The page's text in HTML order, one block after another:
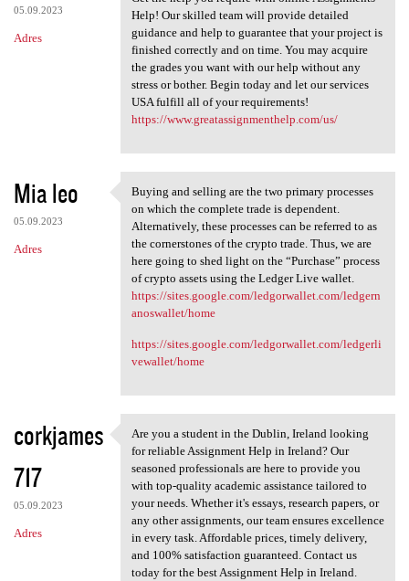
05.09.2023
Adres
Help! Our skilled team will provide detailed
guidance and help to guarantee that your project is
finished correctly and on time. You may acquire
the grades you want with our help without any
stress or bother. Begin today and let our services
USA fulfill all of your requirements!
https://www.greatassignmenthelp.com/us/
Mia leo
05.09.2023
Adres
Buying and selling are the
Buying and selling are the two primary processes
on which the complete trade is dependent.
Alternatively, these processes can be referred to as
the cornerstones of the crypto trade. Thus, we are
here going to shed light on the “Purchase” process
of crypto assets using the Ledger Live wallet.
https://sites.google.com/ledgorwallet.com/ledgern
anoswallet/home
https://sites.google.com/ledgorwallet.com/ledgerli
vewallet/home
corkjames
717
05.09.2023
Adres
Are you a student in the
Are you a student in the Dublin, Ireland looking
for reliable Assignment Help in Ireland? Our
seasoned professionals are here to provide you
with top-quality academic assistance tailored to
your needs. Whether it's essays, research papers, or
any other assignments, our team ensures excellence
in every task. Affordable prices, timely delivery,
and 100% satisfaction guaranteed. Contact us
today for the best Assignment Help in Ireland.